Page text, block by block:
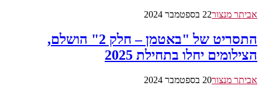
אביתר מנצור22 בספטמבר 2024
התסריט של "באטמן – חלק 2" הושלם,
הצילומים יחלו בתחילת 2025
אביתר מנצור20 בספטמבר 2024